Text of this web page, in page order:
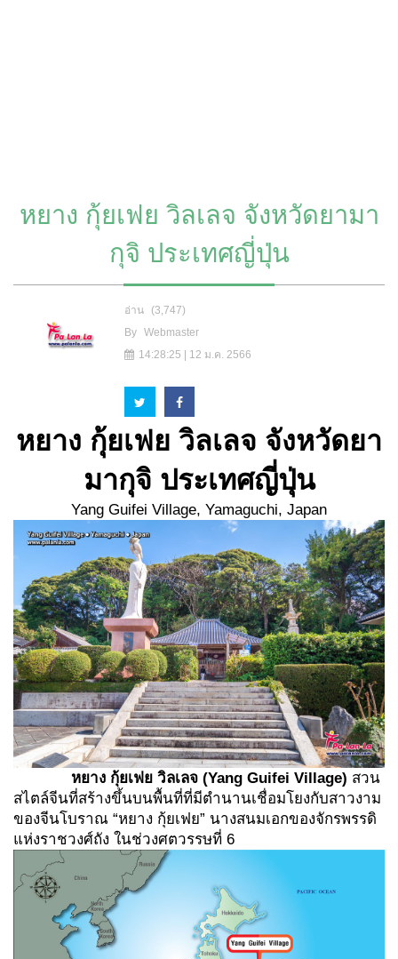
หยาง กุ้ยเฟย วิลเลจ จังหวัดยามา
กุจิ ประเทศญี่ปุ่น
อ่าน
(3,747)
By
Webmaster
14:28:25 | 12 ม.ค. 2566
หยาง กุ้ยเฟย วิลเลจ จังหวัดยา
มากุจิ ประเทศญี่ปุ่น
Yang Guifei Village, Yamaguchi, Japan
หยาง กุ้ยเฟย วิลเลจ (Yang Guifei Village) สวน
สไตล์จีนที่สร้างขึ้นบนพื้นที่ที่มีตำนานเชื่อมโยงกับสาวงาม
ของจีนโบราณ “หยาง กุ้ยเฟย” นางสนมเอกของจักรพรรดิ
แห่งราชวงศ์ถัง ในช่วงศตวรรษที่ 6